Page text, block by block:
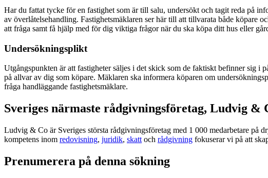
Har du fattat tycke för en fastighet som är till salu, undersökt och tagit reda på
av överlåtelsehandling. Fastighetsmäklaren ser här till att tillvarata både köpare
att fråga samt få hjälp med för dig viktiga frågor när du ska köpa ditt hus eller
Undersökningsplikt
Utgångspunkten är att fastigheter säljes i det skick som de faktiskt befinner sig
på allvar av dig som köpare. Mäklaren ska informera köparen om
fråga handläggande fastighetsmäklare.
Sveriges närmaste rådgivningsföretag, Ludvig &
Ludvig & Co är Sveriges största rådgivningsföretag med 1 000 medarbetare på
kompetens inom redovisning, juridik, skatt och rådgivning fokuserar vi på att
Prenumerera på denna sökning